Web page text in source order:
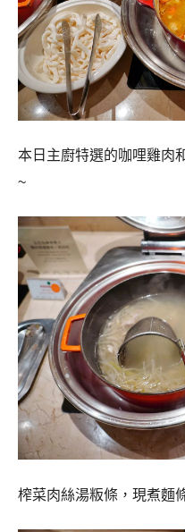
本日主廚特選的咖哩雞肉
~
榨菜肉絲湯粄條，現煮麵